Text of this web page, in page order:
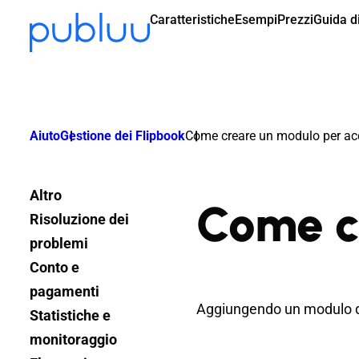
CaratteristicheEsempiPrezziGuida
AiutoGestione dei FlipbookCome creare un modulo per
Altro
Risoluzione dei
problemi
Conto e
pagamenti
Statistiche e
monitoraggio
Come
Aggiungendo un modulo